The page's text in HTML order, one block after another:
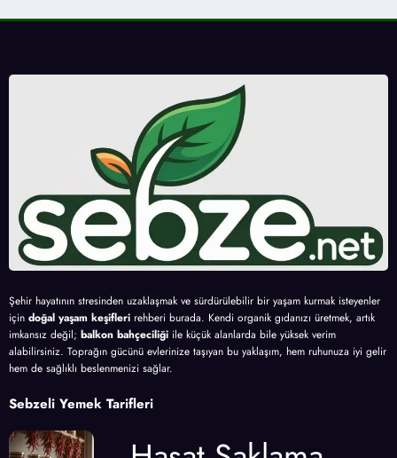
Şehir hayatının stresinden uzaklaşmak ve sürdürülebilir bir yaşam kurmak isteyenler
için doğal yaşam keşifleri rehberi burada. Kendi organik gıdanızı üretmek, artık
imkansız değil; balkon bahçeciliği ile küçük alanlarda bile yüksek verim
alabilirsiniz. Toprağın gücünü evlerinize taşıyan bu yaklaşım, hem ruhunuza iyi gelir
hem de sağlıklı beslenmenizi sağlar.
Sebzeli Yemek Tarifleri